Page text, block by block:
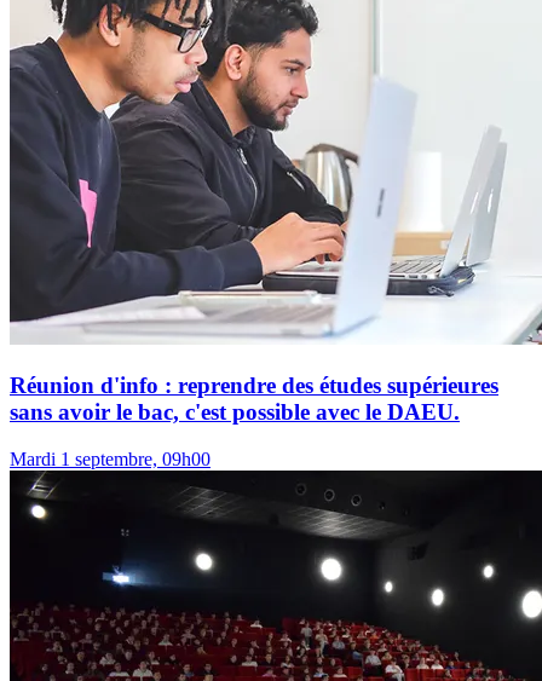
Réunion d'info : reprendre des études supérieures
sans avoir le bac, c'est possible avec le DAEU.
Mardi 1 septembre, 09h00